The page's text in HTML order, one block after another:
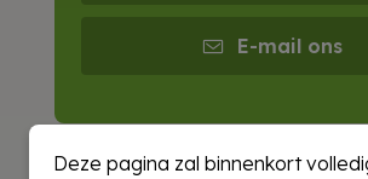
E-mail ons
Deze pagina zal binnenkort